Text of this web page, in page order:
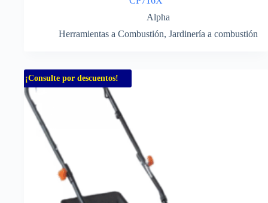
Alpha
Herramientas a Combustión, Jardinería a combustión
¡Consulte por descuentos!